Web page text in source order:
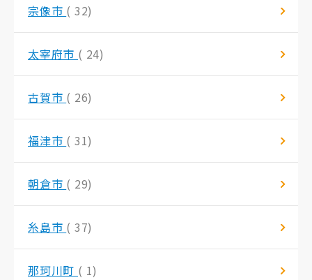
宗像市 ( 32)
太宰府市 ( 24)
古賀市 ( 26)
福津市 ( 31)
朝倉市 ( 29)
糸島市 ( 37)
那珂川町 ( 1)